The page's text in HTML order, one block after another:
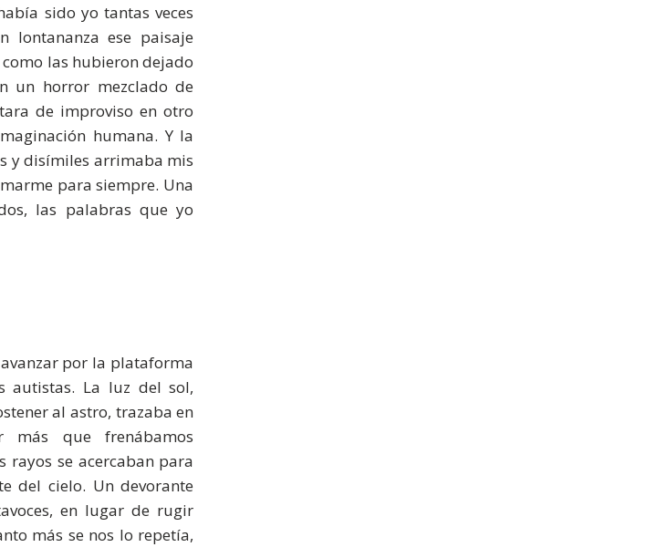
sido yo tantas veces
ese paisaje
las hubieron dejado
un horror mezclado de
de improviso en otro
humana. Y la
y disímiles arrimaba mis
para siempre. Una
las palabras que yo
por la plataforma
autistas. La luz del sol,
al astro, trazaba en
más que frenábamos
rayos se acercaban para
del cielo. Un devorante
en lugar de rugir
más se nos lo repetía,